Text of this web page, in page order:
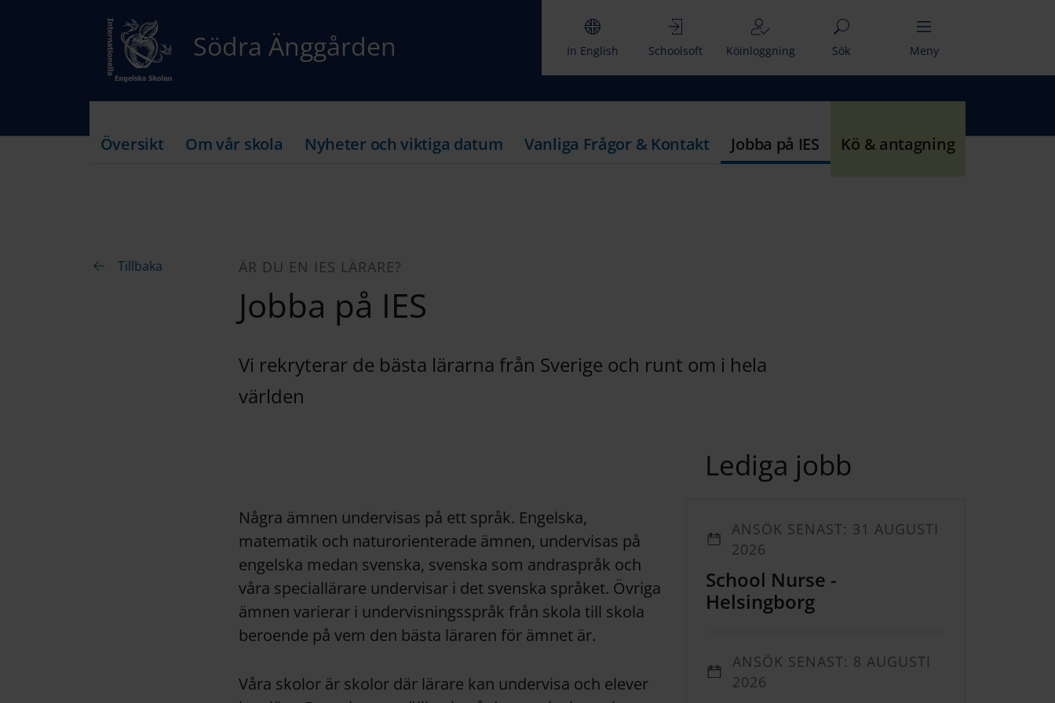
Södra Änggården In English Schoolsoft Köinloggning Sök Meny
Översikt Om vår skola Nyheter och viktiga datum Vanliga Frågor & Kontakt Jobba på IES Kö & antagning
Tillbaka ÄR DU EN IES LÄRARE?
Jobba på IES
Vi rekryterar de bästa lärarna från Sverige och runt om i hela
världen
Några ämnen undervisas på ett språk. Engelska,
matematik och naturorienterade ämnen, undervisas på
engelska medan svenska, svenska som andraspråk och
våra speciallärare undervisar i det svenska språket. Övriga
ämnen varierar i undervisningsspråk från skola till skola
beroende på vem den bästa läraren för ämnet är.
Våra skolor är skolor där lärare kan undervisa och elever
Lediga jobb
ANSÖK SENAST: 31 AUGUSTI
2026
School Nurse -
Helsingborg
ANSÖK SENAST: 8 AUGUSTI
2026